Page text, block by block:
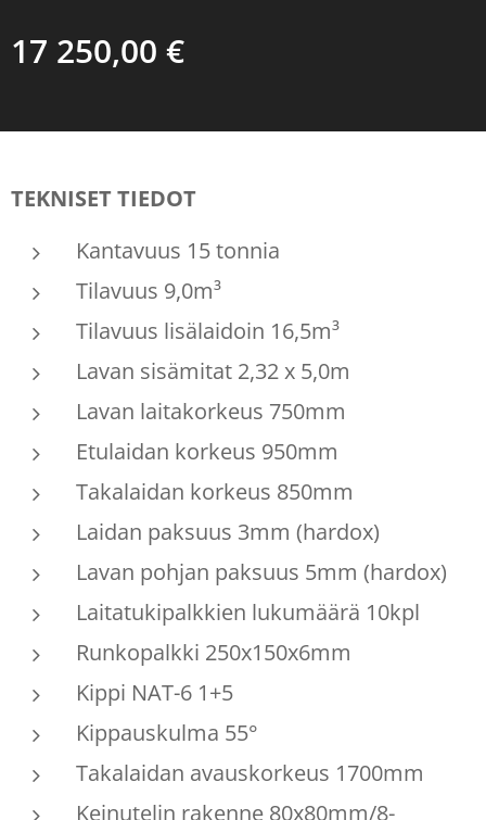
17 250,00 €
TEKNISET TIEDOT
Kantavuus 15 tonnia
Tilavuus 9,0m³
Tilavuus lisälaidoin 16,5m³
Lavan sisämitat 2,32 x 5,0m
Lavan laitakorkeus 750mm
Etulaidan korkeus 950mm
Takalaidan korkeus 850mm
Laidan paksuus 3mm (hardox)
Lavan pohjan paksuus 5mm (hardox)
Laitatukipalkkien lukumäärä 10kpl
Runkopalkki 250x150x6mm
Kippi NAT-6 1+5
Kippauskulma 55°
Takalaidan avauskorkeus 1700mm
Keinutelin rakenne 80x80mm/8-